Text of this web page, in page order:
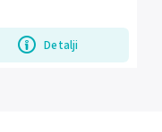
Detalji